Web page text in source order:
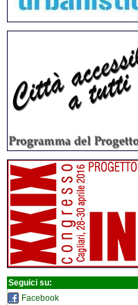
Seguici su:
Facebook